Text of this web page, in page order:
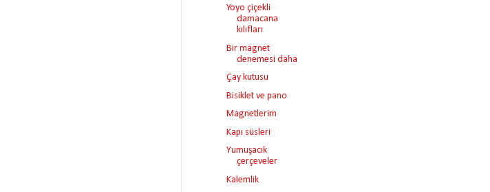
Yoyo çiçekli
damacana
kılıfları
Bir magnet
denemesi daha
Çay kutusu
Bisiklet ve pano
Magnetlerim
Kapı süsleri
Yumuşacık
çerçeveler
Kalemlik